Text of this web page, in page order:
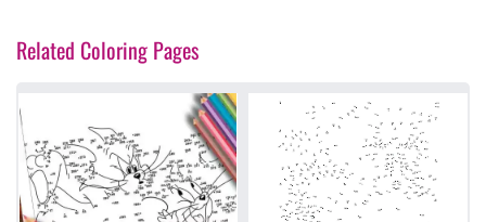
Related Coloring Pages